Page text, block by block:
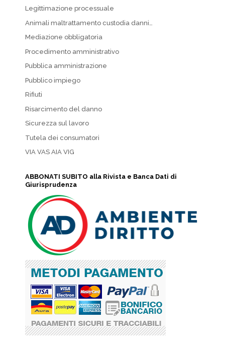
Legittimazione processuale
Animali maltrattamento custodia danni…
Mediazione obbligatoria
Procedimento amministrativo
Pubblica amministrazione
Pubblico impiego
Rifiuti
Risarcimento del danno
Sicurezza sul lavoro
Tutela dei consumatori
VIA VAS AIA VIG
ABBONATI SUBITO alla Rivista e Banca Dati di
Giurisprudenza